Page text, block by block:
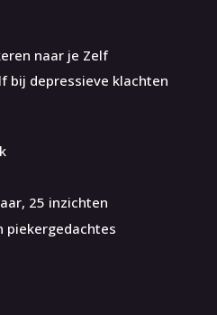
naar je Zelf
bij depressieve klachten
25 inzichten
piekergedachtes